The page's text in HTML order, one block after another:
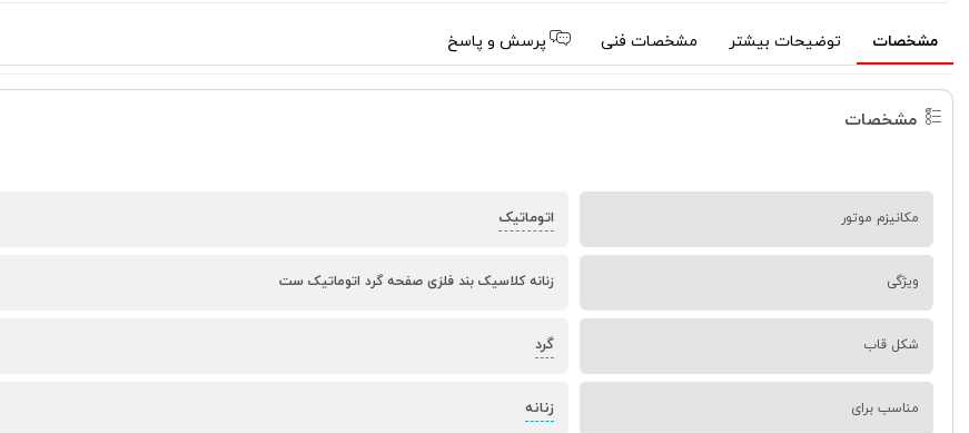
مشخصات توضیحات بیشتر مشخصات فنی پرسش و پاسخ
مشخصات
مکانیزم موتور اتوماتیک
ویژگی زنانه کلاسیک بند فلزی صفحه گرد اتوماتیک ست
شکل قاب گرد
مناسب برای زنانه